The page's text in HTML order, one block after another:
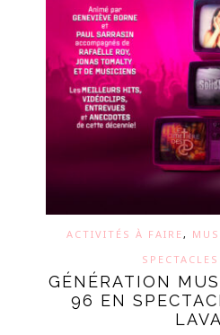
ACTIVITÉS À FAIRE,
GÉNÉRATION
96 EN